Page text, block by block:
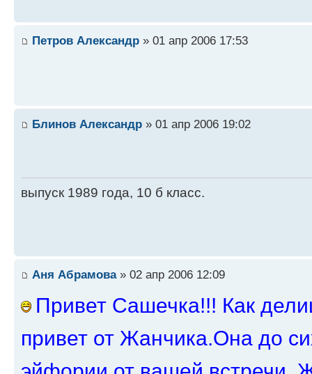
Петров Александр » 01 апр 2006 17:53
Блинов Александр » 01 апр 2006 19:02
выпуск 1989 года, 10 б класс.
Аня Абрамова» 02 апр 2006 12:09
Привет Сашечка!!! Как
привет от Жанчика.Она до